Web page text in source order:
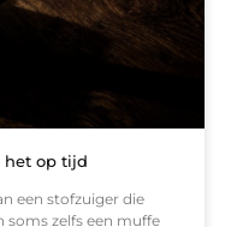
het op tijd
een stofzuiger die
zelfs een muffe